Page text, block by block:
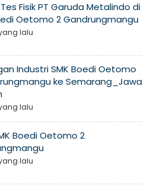
Fisik PT Garuda Metalindo di
Oetomo 2 Gandrungmangu
lalu
Industri SMK Boedi Oetomo
ke Semarang_Jawa
lalu
Boedi Oetomo 2
lalu